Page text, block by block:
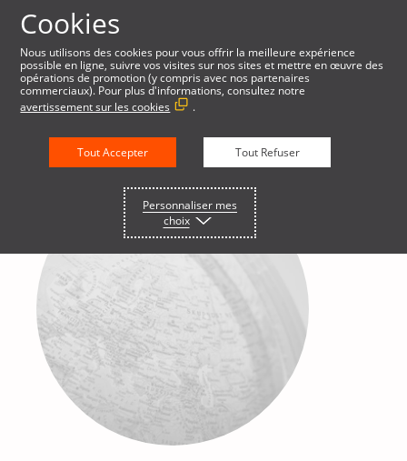
Cookies
Nous utilisons des cookies pour vous offrir la meilleure expérience
possible en ligne, suivre vos visites sur nos sites et mettre en œuvre des
opérations de promotion (y compris avec nos partenaires
commerciaux). Pour plus d'informations, consultez notre
avertissement sur les cookies
.
Tout Accepter Tout Refuser
Personnaliser mes
choix